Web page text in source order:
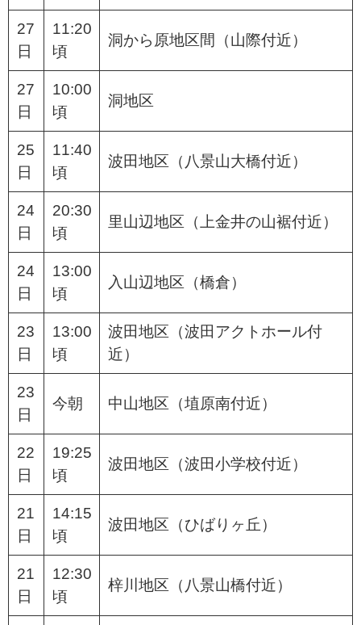
27
日
11:20
頃
洞から原地区間（山際付近）
27
日
10:00
頃
洞地区
25
日
11:40
頃
波田地区（八景山大橋付近）
24
日
20:30
頃
里山辺地区（上金井の山裾付近）
24
日
13:00
頃
入山辺地区（橋倉）
23
日
13:00
頃
波田地区（波田アクトホール付
近）
23
日
今朝 中山地区（埴原南付近）
22
日
19:25
頃
波田地区（波田小学校付近）
21
日
14:15
頃
波田地区（ひばりヶ丘）
21
日
12:30
頃
梓川地区（八景山橋付近）